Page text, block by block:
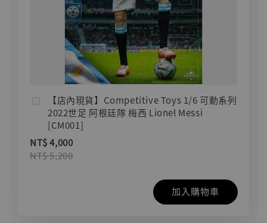
【店內現貨】Competitive Toys 1/6 可動系列
2022世足 阿根廷隊 梅西 Lionel Messi
[CM001]
NT$ 4,000
NT$ 5,200
加入購物車